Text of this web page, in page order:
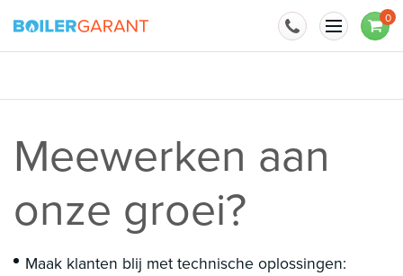
0
Meewerken aan
onze groei?
Maak klanten blij met technische oplossingen: